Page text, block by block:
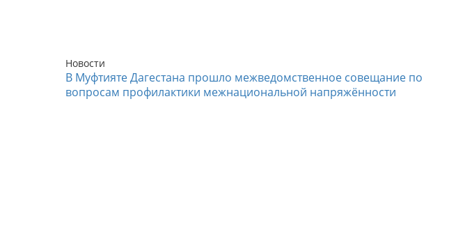
Новости
В Муфтияте Дагестана прошло межведомственное совещание по
вопросам профилактики межнациональной напряжённости